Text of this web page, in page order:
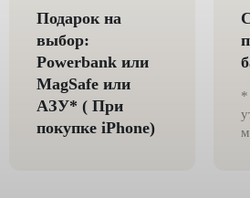
Подарок на
выбор:
Powerbank или
MagSafe или
AЗУ* ( При
покупке iPhone)
*